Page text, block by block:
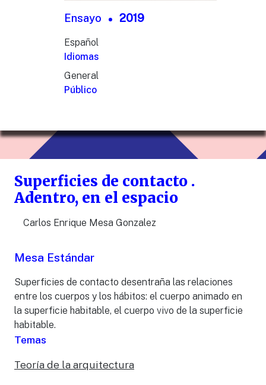
Ensayo 2019
Español
Idiomas
General
Público
Superficies de contacto .
Adentro, en el espacio
Carlos Enrique Mesa Gonzalez
Mesa Estándar
Superficies de contacto desentraña las relaciones
entre los cuerpos y los hábitos: el cuerpo animado en
la superficie habitable, el cuerpo vivo de la superficie
habitable.
Temas
Teoría de la arquitectura